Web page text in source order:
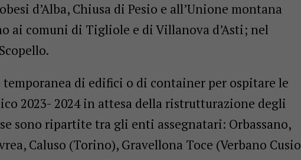
d’Alba, Chiusa di Pesio e all’Unione montana
ai comuni di Tigliole e di Villanova d’Asti; nel
temporanea di edifici o di container per ospitare le
2023- 2024 in attesa della ristrutturazione degli
sono ripartite tra gli enti assegnatari: Orbassano,
Caluso (Torino), Gravellona Toce (Verbano Cusio